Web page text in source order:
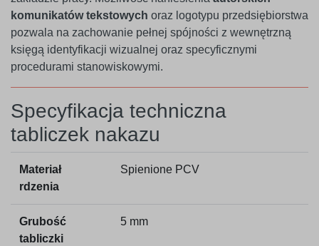
komunikatów tekstowych oraz logotypu przedsiębiorstwa
pozwala na zachowanie pełnej spójności z wewnętrzną
księgą identyfikacji wizualnej oraz specyficznymi
procedurami stanowiskowymi.
Specyfikacja techniczna
tabliczek nakazu
Materiał
rdzenia
Spienione PCV
Grubość
tabliczki
5 mm